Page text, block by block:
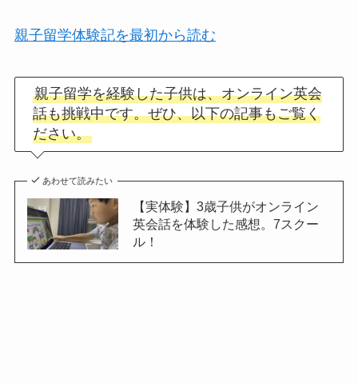
親子留学体験記を最初から読む
親子留学を経験した子供は、オンライン英会
話も挑戦中です。ぜひ、以下の記事もご覧く
ださい。
あわせて読みたい
【実体験】3歳子供がオンライン
英会話を体験した感想。7スクー
ル！